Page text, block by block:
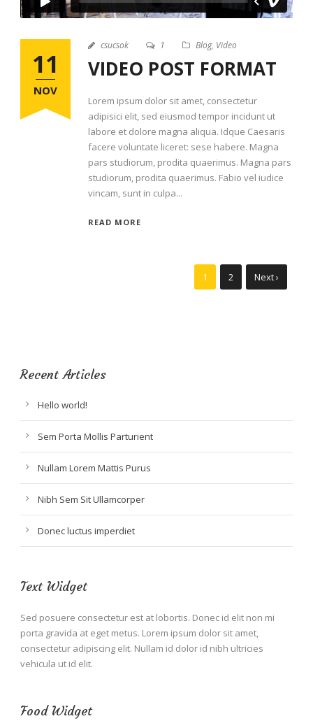
11
NOV
csucsok 1 Blog, Video
VIDEO POST FORMAT
Lorem ipsum dolor sit amet, consectetur
adipisici elit, sed eiusmod tempor incidunt ut
labore et dolore magna aliqua. Idque Caesaris
facere voluntate liceret: sese habere. Magna
pars studiorum, prodita quaerimus. Magna pars
studiorum, prodita quaerimus. Fabio vel iudice
vincam, sunt in culpa...
READ MORE
1 2 Next ›
Recent Articles
Hello world!
Sem Porta Mollis Parturient
Nullam Lorem Mattis Purus
Nibh Sem Sit Ullamcorper
Donec luctus imperdiet
Text Widget
Sed posuere consectetur est at lobortis. Donec id elit non mi
porta gravida at eget metus. Lorem ipsum dolor sit amet,
consectetur adipiscing elit. Nullam id dolor id nibh ultricies
vehicula ut id elit.
Food Widget